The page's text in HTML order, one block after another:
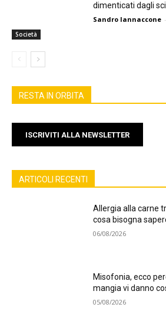
Società
dimenticati dagli
Sandro Iannaccone -
RESTA IN ORBITA
ISCRIVITI ALLA NEWSLETTER
ARTICOLI RECENTI
Allergia alla carne
cosa bisogna
06/08/2026
Misofonia, ecco
mangia vi danno
05/08/2026